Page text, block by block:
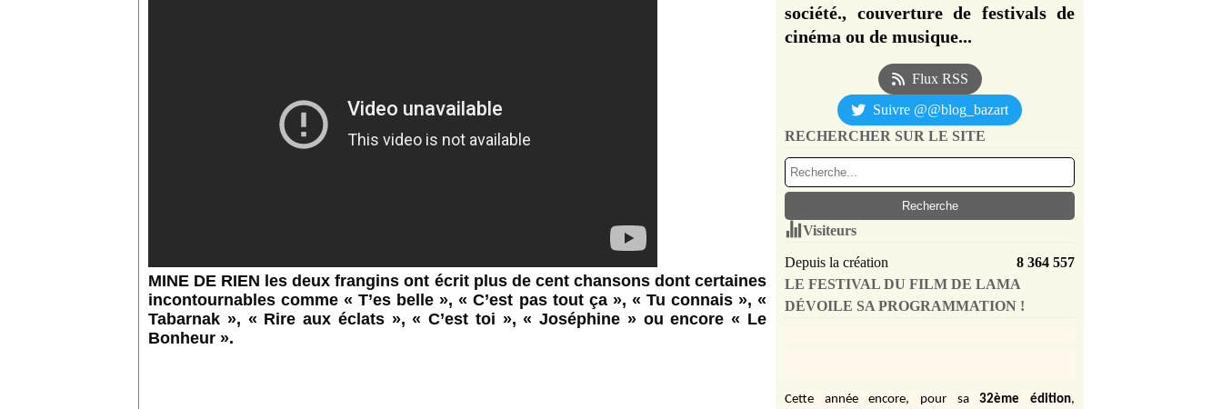
MINE DE RIEN les deux frangins ont écrit plus de cent chansons dont certaines
incontournables comme « T’es belle », « C’est pas tout ça », « Tu connais », «
Tabarnak », « Rire aux éclats », « C’est toi », « Joséphine » ou encore « Le
Bonheur ».
société., couverture de festivals de
cinéma ou de musique...
Flux RSS
Suivre @@blog_bazart
RECHERCHER SUR LE SITE
Visiteurs
Depuis la création
8 364 557
LE FESTIVAL DU FILM DE LAMA
DÉVOILE SA PROGRAMMATION !
Cette année encore, pour sa 32ème édition,